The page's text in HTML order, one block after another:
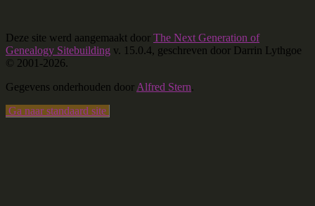
Deze site werd aangemaakt door The Next Generation of
Genealogy Sitebuilding v. 15.0.4, geschreven door Darrin Lythgoe
© 2001-2026.
Gegevens onderhouden doorAlfred Stern.
Ga naar standaard site